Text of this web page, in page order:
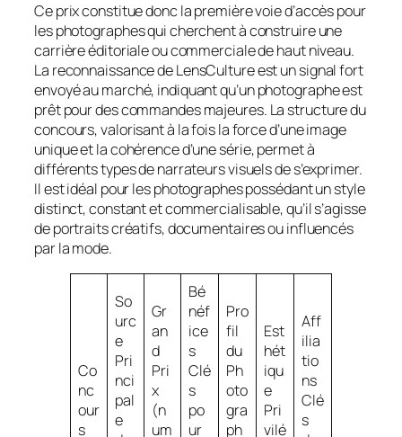
Ce prix constitue donc la première voie d’accès pour
les photographes qui cherchent à construire une
carrière éditoriale ou commerciale de haut niveau.
La reconnaissance de LensCulture est un signal fort
envoyé au marché, indiquant qu’un photographe est
prêt pour des commandes majeures. La structure du
concours, valorisant à la fois la force d’une image
unique et la cohérence d’une série, permet à
différents types de narrateurs visuels de s’exprimer.
Il est idéal pour les photographes possédant un style
distinct, constant et commercialisable, qu’il s’agisse
de portraits créatifs, documentaires ou influencés
par la mode.
Co
nc
our
s
So
urc
e
Pri
nci
pal
e
Gr
an
d
Pri
x
(n
um
Bé
néf
ice
s
Clé
s
po
ur
Pro
fil
du
Ph
oto
gra
ph
Est
hét
iqu
e
Pri
vilé
Aff
ilia
tio
ns
Clé
s